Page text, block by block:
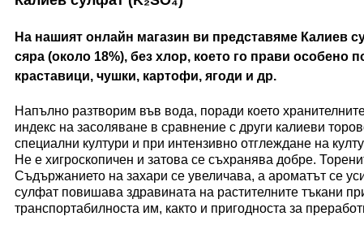
На нашият онлайн магазин ви представяме Калиев
сяра (около 18%), без хлор, което го прави особено
краставици, чушки, картофи, ягоди и др.
Напълно разтворим във вода, поради което
индекс на засоляване в сравнение с други калиеви
специални култури и при интензивно отглеждане на
Не е хигроскопичен и затова се съхранява добре.
Съдържанието на захари се увеличава, а ароматът се
сулфат повишава здравината на растителните тъкани
транспортабилноста им, както и пригодноста за